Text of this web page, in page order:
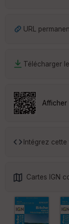
URL
Télécharger
Afficher
Intégrez
Cartes IGN